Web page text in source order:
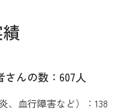
んの数：607人
、血行障害など）：138